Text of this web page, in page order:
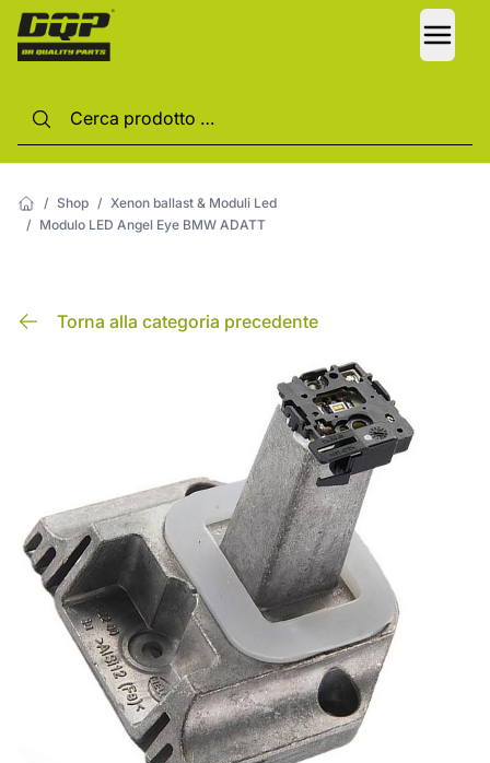
/ Shop / Xenon ballast & Moduli Led
/ Modulo LED Angel Eye BMW ADATT
Torna alla categoria precedente